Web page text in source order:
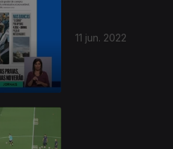
11 jun. 2022